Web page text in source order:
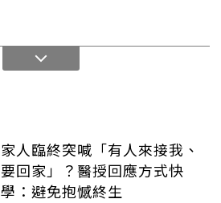
家人臨終突喊「有人來接我、
要回家」？醫授回應方式快
學：避免抱憾終生